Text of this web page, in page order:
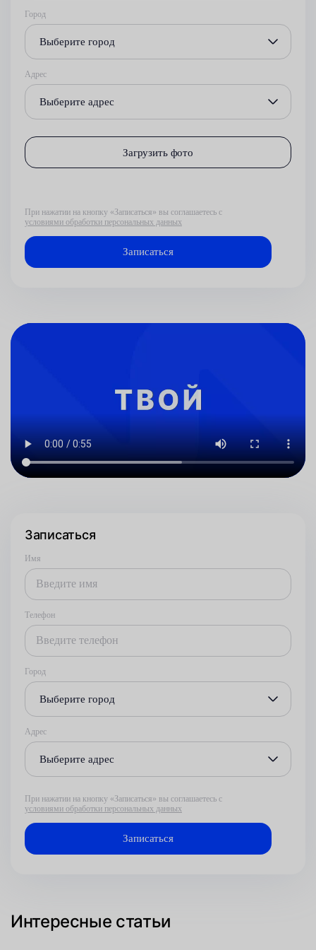
Город
Выберите город
Адрес
Выберите адрес
Загрузить фото
При нажатии на кнопку «Записаться» вы соглашаетесь с
условиями обработки персональных данных
Записаться
Имя
Телефон
Город
Выберите город
Адрес
Выберите адрес
При нажатии на кнопку «Записаться» вы соглашаетесь с
условиями обработки персональных данных
Интересные статьи